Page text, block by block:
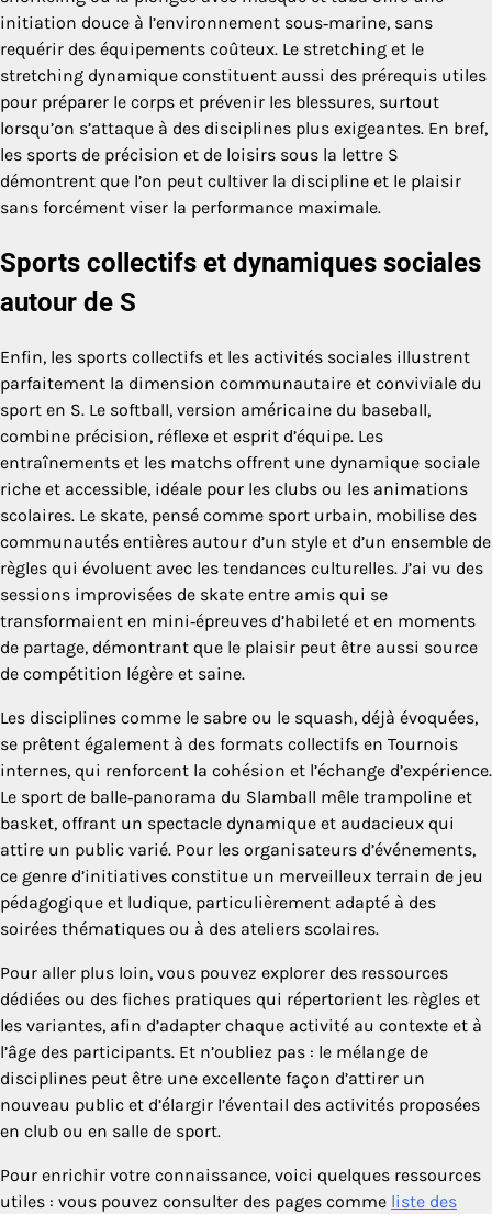
initiation douce à l’environnement sous‑marine, sans
requérir des équipements coûteux. Le stretching et le
stretching dynamique constituent aussi des prérequis utiles
pour préparer le corps et prévenir les blessures, surtout
lorsqu’on s’attaque à des disciplines plus exigeantes. En bref,
les sports de précision et de loisirs sous la lettre S
démontrent que l’on peut cultiver la discipline et le plaisir
sans forcément viser la performance maximale.
Sports collectifs et dynamiques sociales
autour de S
Enfin, les sports collectifs et les activités sociales illustrent
parfaitement la dimension communautaire et conviviale du
sport en S. Le softball, version américaine du baseball,
combine précision, réflexe et esprit d’équipe. Les
entraînements et les matchs offrent une dynamique sociale
riche et accessible, idéale pour les clubs ou les animations
scolaires. Le skate, pensé comme sport urbain, mobilise des
communautés entières autour d’un style et d’un ensemble de
règles qui évoluent avec les tendances culturelles. J’ai vu des
sessions improvisées de skate entre amis qui se
transformaient en mini‑épreuves d’habileté et en moments
de partage, démontrant que le plaisir peut être aussi source
de compétition légère et saine.
Les disciplines comme le sabre ou le squash, déjà évoquées,
se prêtent également à des formats collectifs en Tournois
internes, qui renforcent la cohésion et l’échange d’expérience.
Le sport de balle‑panorama du Slamball mêle trampoline et
basket, offrant un spectacle dynamique et audacieux qui
attire un public varié. Pour les organisateurs d’événements,
ce genre d’initiatives constitue un merveilleux terrain de jeu
pédagogique et ludique, particulièrement adapté à des
soirées thématiques ou à des ateliers scolaires.
Pour aller plus loin, vous pouvez explorer des ressources
dédiées ou des fiches pratiques qui répertorient les règles et
les variantes, afin d’adapter chaque activité au contexte et à
l’âge des participants. Et n’oubliez pas : le mélange de
disciplines peut être une excellente façon d’attirer un
nouveau public et d’élargir l’éventail des activités proposées
en club ou en salle de sport.
Pour enrichir votre connaissance, voici quelques ressources
utiles : vous pouvez consulter des pages comme liste des